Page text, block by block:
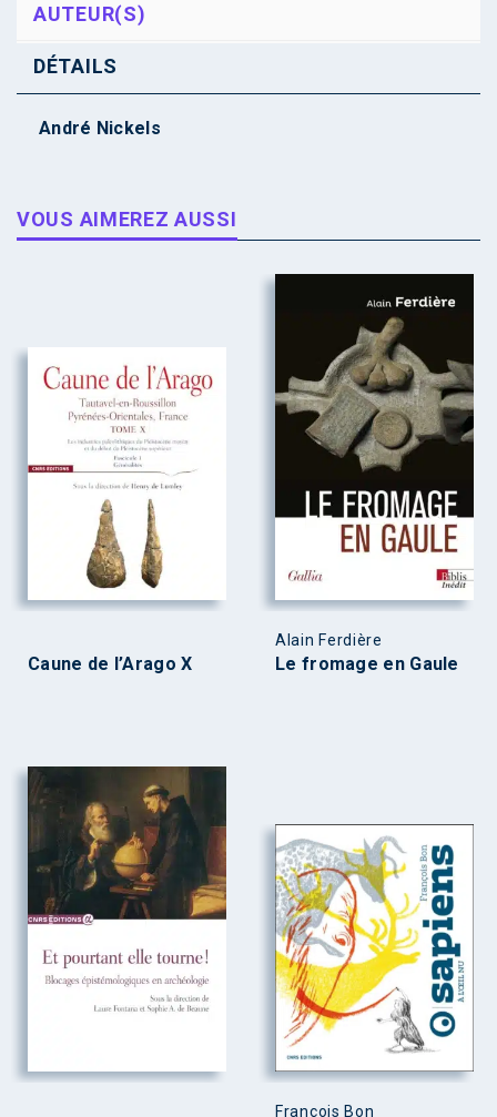
AUTEUR(S)
DÉTAILS
André Nickels
VOUS AIMEREZ AUSSI
Caune de l’Arago X
Alain Ferdière
Le fromage en Gaule
François Bon